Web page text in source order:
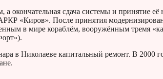
окон­ча­тель­ная сдача си­сте­мы и при­ня­тие её
«Киров». После при­ня­тия
в мире ко­раб­лём, во­ору­жён­ным тремя
в Ни­ко­ла­е­ве ка­пи­таль­ный ре­монт. В 2000